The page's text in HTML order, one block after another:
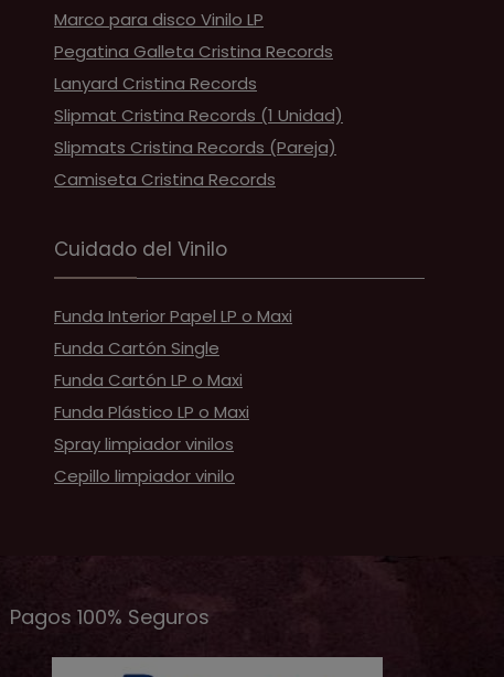
Marco para disco Vinilo LP
Pegatina Galleta Cristina Records
Lanyard Cristina Records
Slipmat Cristina Records (1 Unidad)
Slipmats Cristina Records (Pareja)
Camiseta Cristina Records
Cuidado del Vinilo
Funda Interior Papel LP o Maxi
Funda Cartón Single
Funda Cartón LP o Maxi
Funda Plástico LP o Maxi
Spray limpiador vinilos
Cepillo limpiador vinilo
Pagos 100% Seguros